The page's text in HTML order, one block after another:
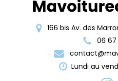
166 bis Av. des
06 67
Lundi au